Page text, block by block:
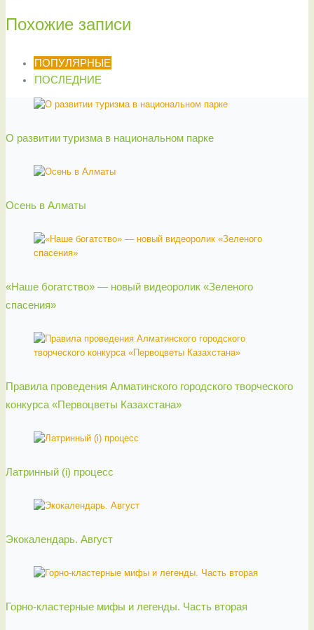
Похожие записи
ПОПУЛЯРНЫЕ
ПОСЛЕДНИЕ
О развитии туризма в национальном парке
Осень в Алматы
«Наше богатство» — новый видеоролик «Зеленого
спасения»
Правила проведения Алматинского городского творческого
конкурса «Первоцветы Казахстана»
Латринный (i) процесс
Экокалендарь. Август
Горно-кластерные мифы и легенды. Часть вторая